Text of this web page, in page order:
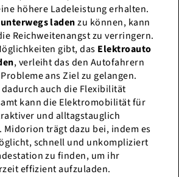
höhere Ladeleistung erhalten.
ladenzu können, kann
Reichweitenangst zu verringern.
gibt, das Elektroauto
, verleiht das den Autofahrern
ans Ziel zu gelangen.
auch die Flexibilität
kann die Elektromobilität für
und alltagstauglich
Midorion trägt dazu bei, indem es
schnell und unkompliziert
zu finden, um ihr
effizient aufzuladen.